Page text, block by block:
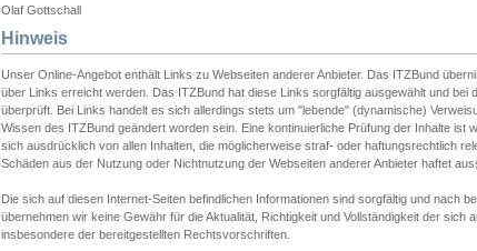
Olaf Gottschall
Hinweis
Unser Online-Angebot enthält Links zu Webseiten anderer Anbieter. Das ITZBund
über Links erreicht werden. Das ITZBund hat diese Links sorgfältig ausgewählt und bei
überprüft. Bei Links handelt es sich allerdings stets um "lebende" (dynamische)
Wissen des ITZBund geändert worden sein. Eine kontinuierliche Prüfung der Inhalte ist
sich ausdrücklich von allen Inhalten, die möglicherweise straf- oder haftungsrechtlich
Schäden aus der Nutzung oder Nichtnutzung der Webseiten anderer Anbieter haftet
Die sich auf diesen Internet-Seiten befindlichen Informationen sind sorgfältig und nach
übernehmen wir keine Gewähr für die Aktualität, Richtigkeit und Vollständigkeit der sich
insbesondere der bereitgestellten Rechtsvorschriften.